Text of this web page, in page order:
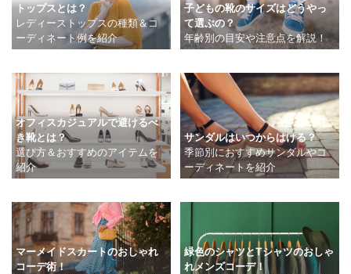
トップスとは？
レディーストップスの種類＆コ
ーディネート例を紹介
子どもの靴のサイズはどうやっ
て選ぶの？
年齢別の目安や注意点を解説！
オフィスカジュアルで避けるべ
き靴とは？
選び方＆おすすめのアイテムを
紹介
サンダルはいつからはける？
季節別におすすめサンダルやコ
ーディネートを紹介
マーメイドスカートのおしゃれ
コーデ術！
緑色のシャツとTシャツのおしゃ
れメンズコーデ！